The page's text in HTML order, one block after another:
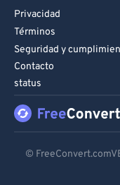
Privacidad
Términos
Seguridad y
Contacto
status
©